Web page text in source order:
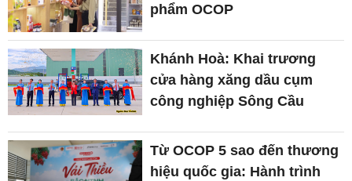
phẩm OCOP
Khánh Hoà: Khai trương
cửa hàng xăng dầu cụm
công nghiệp Sông Cầu
Từ OCOP 5 sao đến thương
hiệu quốc gia: Hành trình